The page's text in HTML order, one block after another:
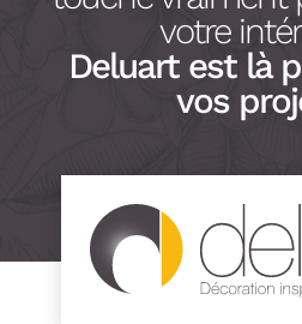
votre
Deluart est là
vos